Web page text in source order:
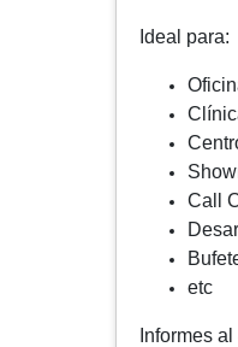
Ideal para:
Call
etc
Informes